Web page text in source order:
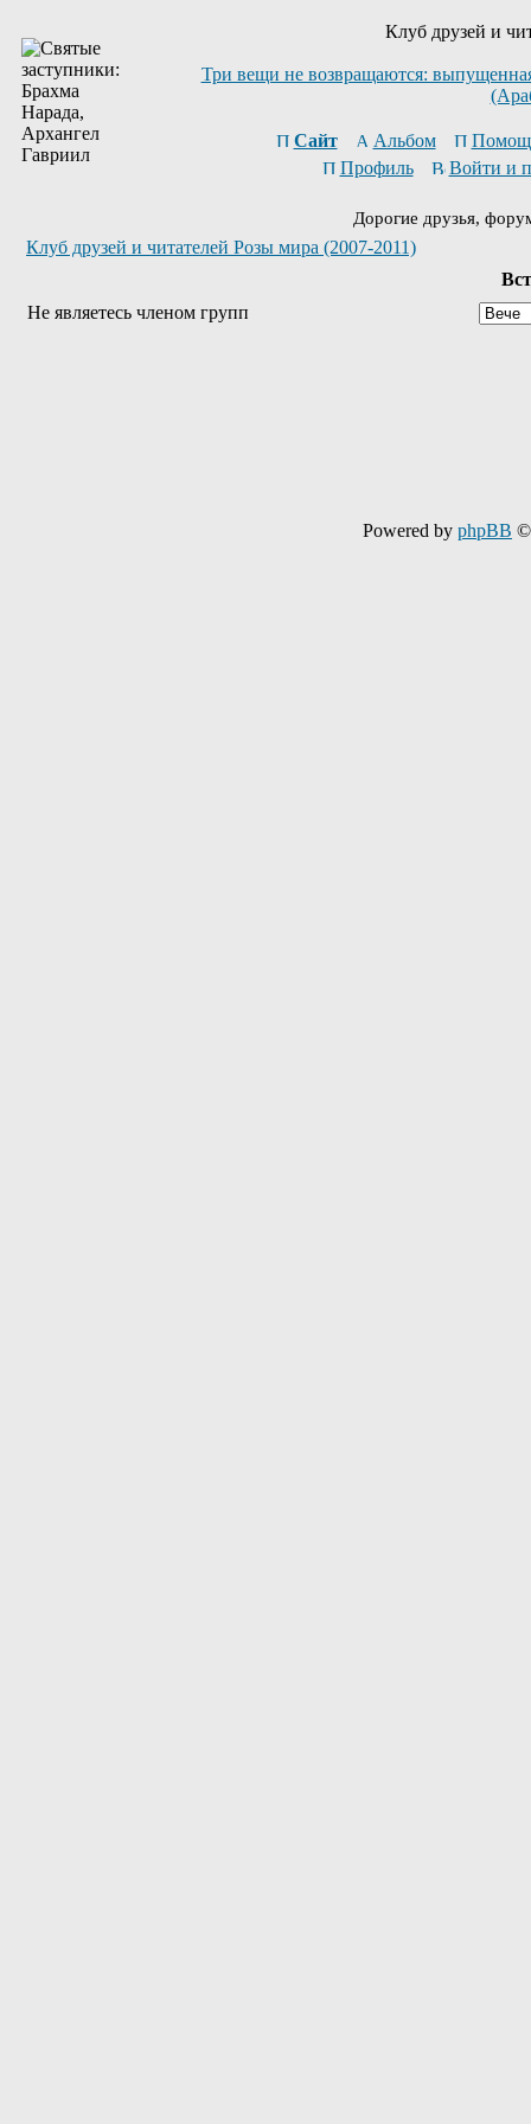
Клуб друзей и
Три вещи не возвращаются:
Сайт Альбом
Профиль
Войти и
Дорогие друзья,
Клуб друзей и читателей Розы мира (2007-2011)
Не являетесь членом групп
Powered by phpBB ©